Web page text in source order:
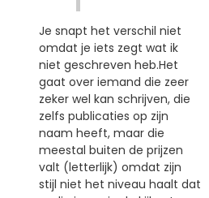
Je snapt het verschil niet
omdat je iets zegt wat ik
niet geschreven heb.Het
gaat over iemand die zeer
zeker wel kan schrijven, die
zelfs publicaties op zijn
naam heeft, maar die
meestal buiten de prijzen
valt (letterlijk) omdat zijn
stijl niet het niveau haalt dat